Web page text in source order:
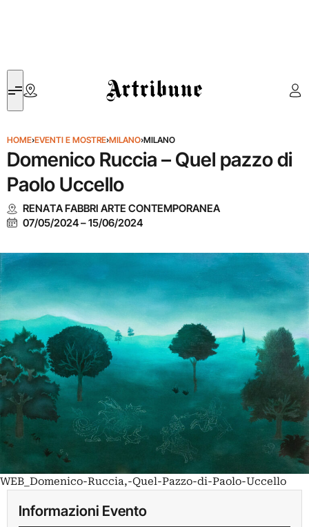
Artribune
HOME›EVENTI E MOSTRE›MILANO›MILANO
Domenico Ruccia – Quel pazzo di
Paolo Uccello
RENATA FABBRI ARTE CONTEMPORANEA
07/05/2024–15/06/2024
WEB_Domenico-Ruccia,-Quel-Pazzo-di-Paolo-Uccello
Informazioni Evento